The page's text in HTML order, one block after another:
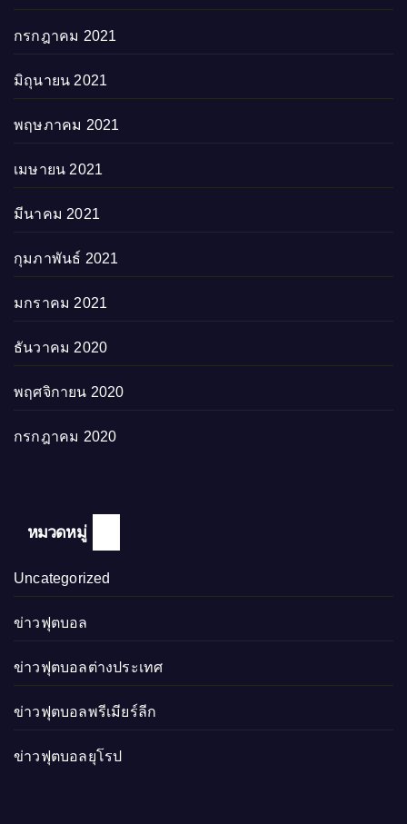
กรกฎาคม 2021
มิถุนายน 2021
พฤษภาคม 2021
เมษายน 2021
มีนาคม 2021
กุมภาพันธ์ 2021
มกราคม 2021
ธันวาคม 2020
พฤศจิกายน 2020
กรกฎาคม 2020
หมวดหมู่
Uncategorized
ข่าวฟุตบอล
ข่าวฟุตบอลต่างประเทศ
ข่าวฟุตบอลพรีเมียร์ลีก
ข่าวฟุตบอลยุโรป